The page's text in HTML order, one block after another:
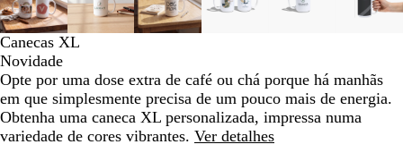
mínimo
expandir
teclas
de
menos
e
mais
para
fazer
zoom
mínimo
expandir
teclas
de
mais
para
fazer
zoom
mínimo
expandir
teclas
de
mais
para
fazer
zoom
mínimo
expandir
teclas
mais
para
fazer
zoom
mínimo
expandir
teclas
mais
para
fazer
mais
para
de
6
Canecas XL
Novidade
Opte por uma dose extra de café ou chá porque há manhãs
em que simplesmente precisa de um pouco mais de energia.
Obtenha uma caneca XL personalizada, impressa numa
variedade de cores vibrantes. Ver detalhes